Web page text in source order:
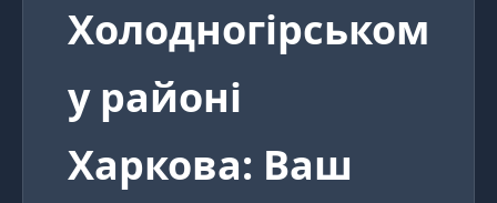
Холодногірськом
у районі
Харкова: Ваш